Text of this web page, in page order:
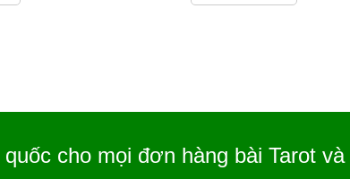
cho mọi đơn hàng bài Tarot